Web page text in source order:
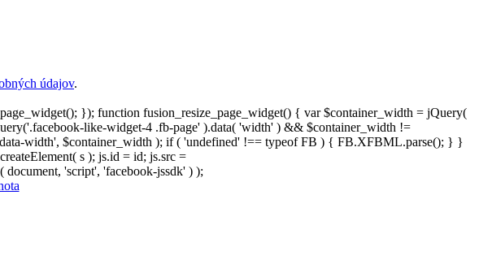
údajov.
}); function fusion_resize_page_widget() { var $container_width = jQuery(
like-widget-4 .fb-page' ).data( 'width' ) && $container_width !=
width', $container_width ); if ( 'undefined' !== typeof FB ) { FB.XFBML.parse(); } }
s ); js.id = id; js.src =
'script', 'facebook-jssdk' ) );